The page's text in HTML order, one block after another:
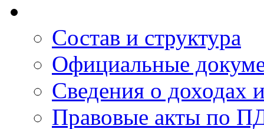
Состав и структура
Официальные
Сведения о доходах
Правовые акты по